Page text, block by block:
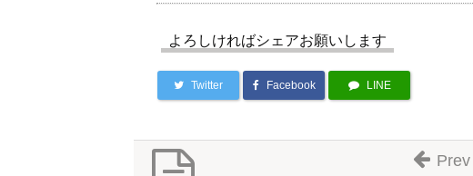
よろしければシェアお願いします
Twitter Facebook LINE
Prev